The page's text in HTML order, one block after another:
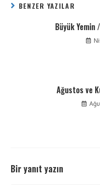
BENZER YAZILAR
Büyük Yemin
Ağustos ve
Bir yanıt yazın